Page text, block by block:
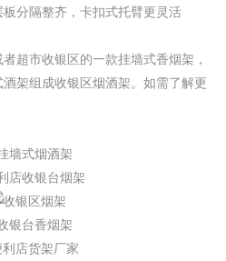
板分隔整齐，卡扣式托臂更灵活
超市收银区的一款挂墙式香烟架，
酒架组成收银区烟酒架。如需了解更